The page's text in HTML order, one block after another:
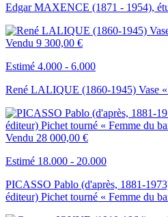
Edgar MAXENCE (1871 - 1954),
Vendu 9 300,00 €
Estimé 4.000 - 6.000
René LALIQUE (1860-1945) Vase
Vendu 28 000,00 €
Estimé 18.000 - 20.000
PICASSO Pablo (d'après, 1881-
éditeur) Pichet tourné « Femme du